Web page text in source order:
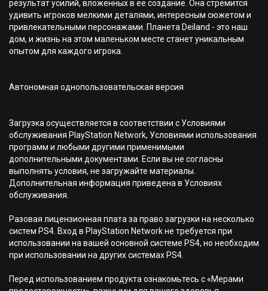
результат усилий, вложенных в ее создание. Она стремится
удивить игроков мелкими деталями, интересным сюжетом и
привлекательными персонажами. Планета Deiland - это наш
дом, и жизнь на этом маленьком месте станет уникальным
опытом для каждого игрока.
Автономная однопользовательская версия
Загрузка осуществляется в соответствии с Условиями
обслуживания PlayStation Network, Условиями использования
программ и любыми другими применимыми
дополнительными документами. Если вы не согласны
выполнять условия, не загружайте материалы.
Дополнительная информация приведена в Условиях
обслуживания.
Разовая лицензионная плата за право загрузки на несколько
систем PS4. Вход в PlayStation Network не требуется при
использовании на вашей основной системе PS4, но необходим
при использовании на других системах PS4.
Перед использованием продукта ознакомьтесь с «Мерами